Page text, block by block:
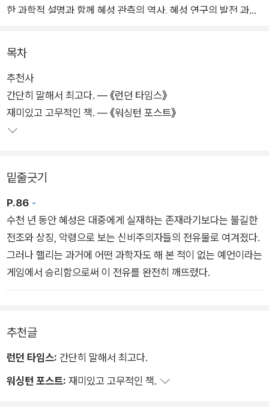
한 과학적 설명과 함께 혜성 관측의 역사, 혜성 연구의 발전 과정
라 존 롬버그, 돈 데이비스를 비롯한 세계적인 아티스트들의 흥미
로운 그림들이 다수 포함되어 있어 독자들의 흥미를 더한다.
크게 3부로 구성되어 있다. 그중 1부 「혜성의 본질」은 혜성에 매
료된 위대한 과학자들의 노력과 열정으로 오랫동안 미신과 두려
움의 대상이었던 혜성이 과학적 탐구 대상이 되는 과정을, 그리고
멸종과 관련지어 설명한다. 3부 「혜성과 미래」는 우주 탐사 시대
에 혜성의 가치와 의의, 전망을 논의한다.
초판이 나온 지 30여 년이 지났지만 이 책이 담고 있는 지식과 가
치는 여전히 유효하다. 그만큼 칼 세이건과 앤 드루얀의 통찰과
상상력이 확실한 과학에 기반을 두고 있다는 증거다. 독자들은 이
책에서 혜성에 대한 이해가 새롭게 펼쳐 보이는 우주의 풍경을 만
목차
추천사
간단히 말해서 최고다. ― 《런던 타임스》
재미있고 고무적인 책. ― 《워싱턴 포스트》
밑줄긋기
P.86 -
수천 년 동안 혜성은 대중에게 실재하는 존재라기보다는 불길한
전조와 상징, 악령으로 보는 신비주의자들의 전유물로 여겨졌다.
그러나 핼리는 과거에 어떤 과학자도 해 본 적이 없는 예언이라는
게임에서 승리함으로써 이 전유를 완전히 깨뜨렸다.
추천글
런던 타임스: 간단히 말해서 최고다.
워싱턴 포스트: 재미있고 고무적인 책.